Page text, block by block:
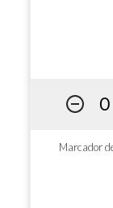
Marcador